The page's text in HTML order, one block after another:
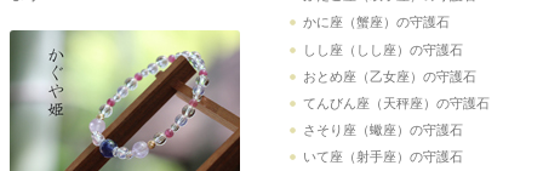
かに座（蟹座）の守護石
しし座（しし座）の守護石
おとめ座（乙女座）の守護石
てんびん座（天秤座）の守護石
さそり座（蠍座）の守護石
いて座（射手座）の守護石